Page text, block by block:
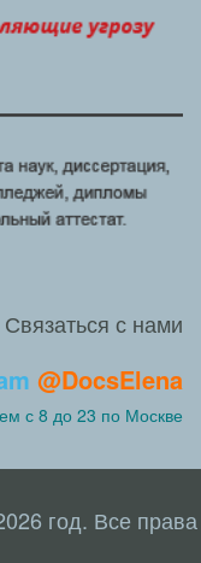
Связаться с нами
@DocsElena
с 8 до 23 по Москве
год. Все права